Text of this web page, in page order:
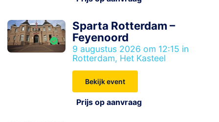
Sparta Rotterdam –
Feyenoord
9 augustus 2026 om 12:15 in
Rotterdam, Het Kasteel
Bekijk event
Prijs op aanvraag